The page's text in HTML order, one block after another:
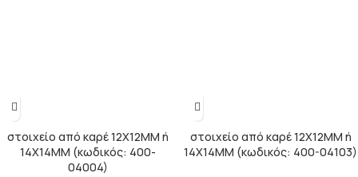
στοιχείο από καρέ 12Χ12ΜΜ ή
14Χ14ΜΜ (κωδικός: 400-
04004)
στοιχείο από καρέ 12Χ12ΜΜ ή
14Χ14ΜΜ (κωδικός: 400-04103)